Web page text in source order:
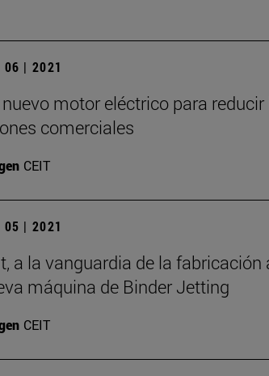
| 2021
motor eléctrico para
comerciales
CEIT
| 2021
a la vanguardia de la
máquina de Binder Jetting
CEIT